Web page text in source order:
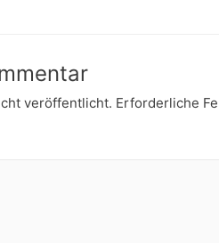
veröffentlicht. Erforderliche